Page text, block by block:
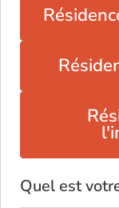
Quel est